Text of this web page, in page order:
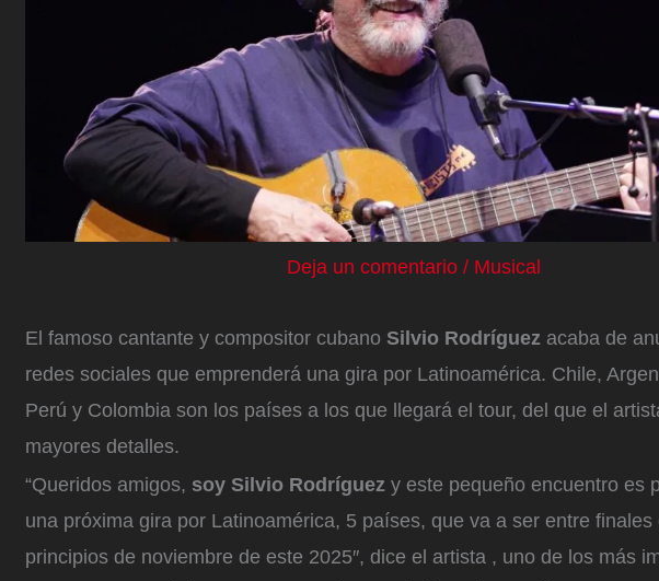
Deja un comentario / Musical
El famoso cantante y compositor cubano Silvio Rodríguez acaba de
redes sociales que emprenderá una gira por Latinoamérica. Chile,
Perú y Colombia son los países a los que llegará el tour, del que el
mayores detalles.
“Queridos amigos, soy Silvio Rodríguez y este pequeño encuentro es
una próxima gira por Latinoamérica, 5 países, que va a ser entre
principios de noviembre de este 2025″, dice el artista , uno de los más